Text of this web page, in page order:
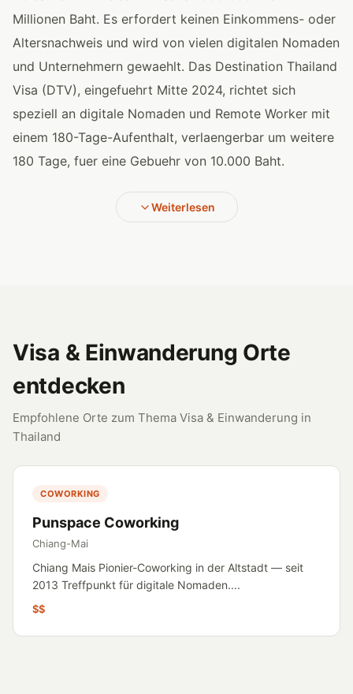
Millionen Baht. Es erfordert keinen Einkommens- oder
Altersnachweis und wird von vielen digitalen Nomaden
und Unternehmern gewaehlt. Das Destination Thailand
Visa (DTV), eingefuehrt Mitte 2024, richtet sich
speziell an digitale Nomaden und Remote Worker mit
einem 180-Tage-Aufenthalt, verlaengerbar um weitere
180 Tage, fuer eine Gebuehr von 10.000 Baht.
Weiterlesen
Visa & Einwanderung Orte
entdecken
Empfohlene Orte zum Thema Visa & Einwanderung in
Thailand
COWORKING
Punspace Coworking
Chiang-Mai
Chiang Mais Pionier-Coworking in der Altstadt — seit
2013 Treffpunkt für digitale Nomaden....
$$